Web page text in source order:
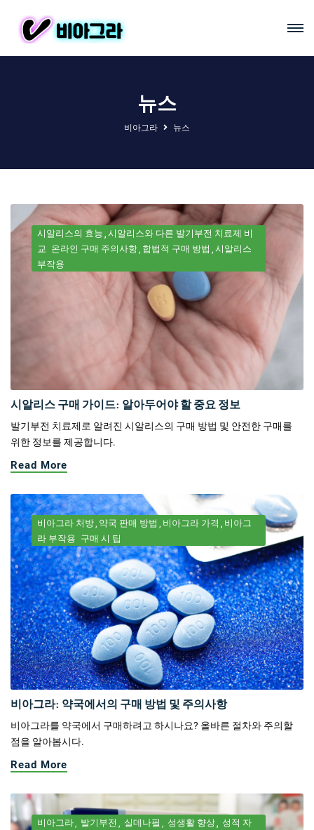
뉴스
비아그라 뉴스
시알리스의 효능 시알리스와 다른 발기부전 치료제 비
교 온라인 구매 주의사항 합법적 구매 방법 시알리스
부작용
시알리스 구매 가이드: 알아두어야 할 중요 정보
발기부전 치료제로 알려진 시알리스의 구매 방법 및 안전한 구매를
위한 정보를 제공합니다.
Read More
비아그라 처방 약국 판매 방법 비아그라 가격
비아그
라 부작용 구매 시 팁
비아그라: 약국에서의 구매 방법 및 주의사항
비아그라를 약국에서 구매하려고 하시나요? 올바른 절차와 주의할
점을 알아봅시다.
Read More
비아그라 발기부전 실데나필 성생활 향상
성적 자